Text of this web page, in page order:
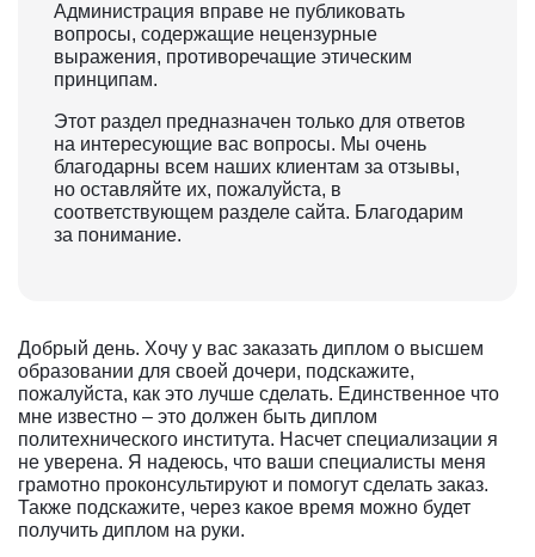
Администрация вправе не публиковать
вопросы, содержащие нецензурные
выражения, противоречащие этическим
принципам.
Этот раздел предназначен только для ответов
на интересующие вас вопросы. Мы очень
благодарны всем наших клиентам за отзывы,
но оставляйте их, пожалуйста, в
соответствующем разделе сайта. Благодарим
за понимание.
Добрый день. Хочу у вас заказать диплом о высшем
образовании для своей дочери, подскажите,
пожалуйста, как это лучше сделать. Единственное что
мне известно – это должен быть диплом
политехнического института. Насчет специализации я
не уверена. Я надеюсь, что ваши специалисты меня
грамотно проконсультируют и помогут сделать заказ.
Также подскажите, через какое время можно будет
получить диплом на руки.